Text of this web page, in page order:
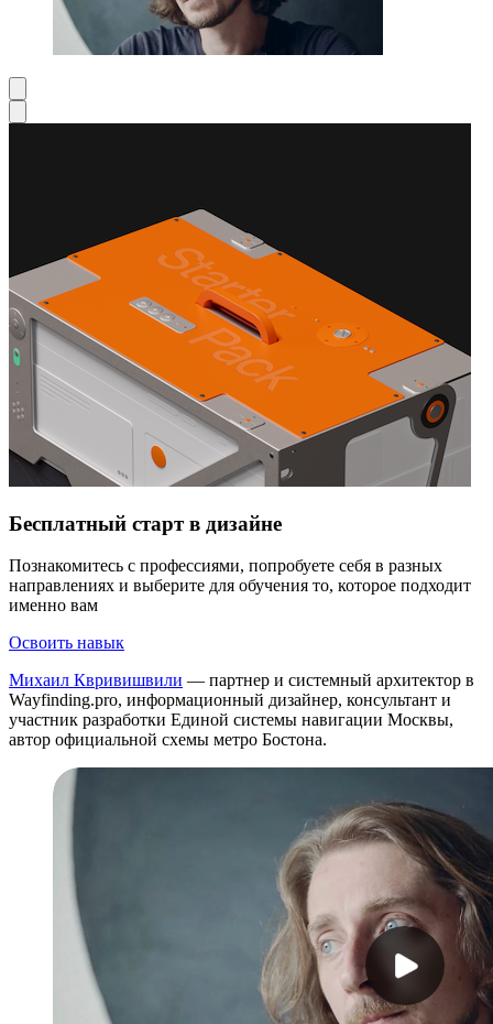
Бесплатный старт в дизайне
Познакомитесь с профессиями, попробуете себя в разных
направлениях и выберите для обучения то, которое подходит
именно вам
Освоить навык
Михаил Квривишвили — партнер и системный архитектор в
Wayfinding.pro, информационный дизайнер, консультант и
участник разработки Единой системы навигации Москвы,
автор официальной схемы метро Бостона.